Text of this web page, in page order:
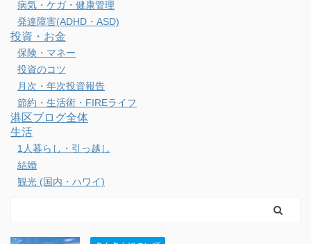
病気・ケガ・健康管理
発達障害(ADHD・ASD)
投資・お金
保険・マネー
投資のコツ
月次・年次投資報告
節約・生活術・FIREライフ
港区ブログ全体
生活
1人暮らし・引っ越し
結婚
観光 (国内・ハワイ)